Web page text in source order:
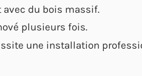
du bois massif.
plusieurs fois.
une installation